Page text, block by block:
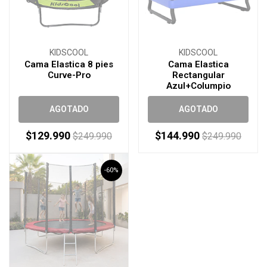
KIDSCOOL
Cama Elastica 8 pies
Curve-Pro
AGOTADO
$129.990 $249.990
KIDSCOOL
Cama Elastica
Rectangular
Azul+Columpio
AGOTADO
$144.990 $249.990
-60%